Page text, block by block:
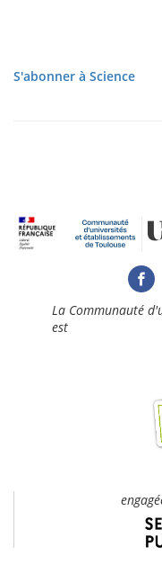
S'abonner à Science
La Communauté
est